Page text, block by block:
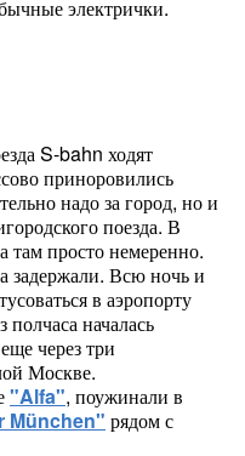
электрички.
S-bahn ходят
приноровились
надо за город, но и
поезда. В
там просто немеренно.
задержали. Всю ночь и
в аэропорту
началась
через три
Москве.
"Alfa", поужинали в
München" рядом с